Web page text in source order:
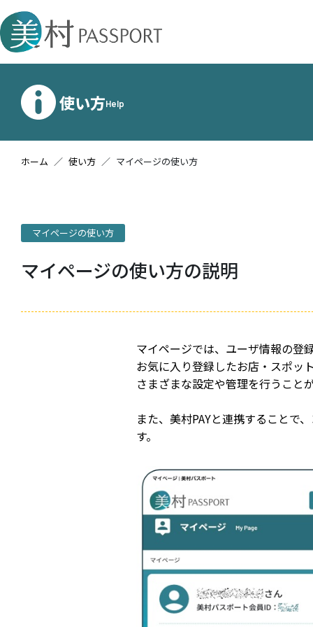
メインコンテンツへスキップする
使い方Help
ホーム 使い方 マイページの使い方
マイページの使い方
マイページの使い方の説明
マイページでは、ユーザ情報の登
お気に入り登録したお店・スポッ
さまざまな設定や管理を行うこと
また、美村PAYと連携することで
す。